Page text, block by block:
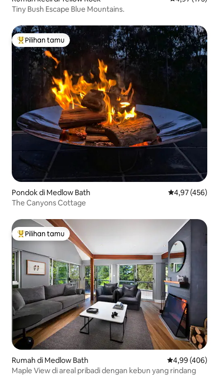
Tiny Bush Escape Blue Mountains.
Pilihan tamu terpopuler
Pilihan tamu
Pondok di Medlow Bath Nilai rata-rata
4,97 (456)
The Canyons Cottage
Pilihan tamu terpopuler
Pilihan tamu
Rumah di Medlow Bath Nilai rata-rata
4,99 (406)
Maple View di areal pribadi dengan kebun yang rindang